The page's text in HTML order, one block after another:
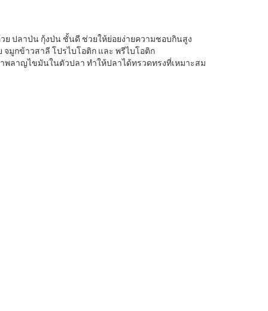
ย ปลาป่น กุ้งป่น ชั้นดี ช่วยให้ย่อยง่ายความชอบกินสูง
มูกข้าวสาลี โปรไบโอติก และ พรีไบโอติก
าพลาญไขมันในตัวปลา ทำให้ปลาได้ทรวดทรงที่เหมาะสม